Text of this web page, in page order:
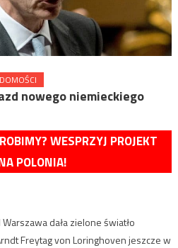
nowego niemieckiego
WESPRZYJ PROJEKT
POLONIA!
dała zielone światło
Freytag von Loringhoven jeszcze w